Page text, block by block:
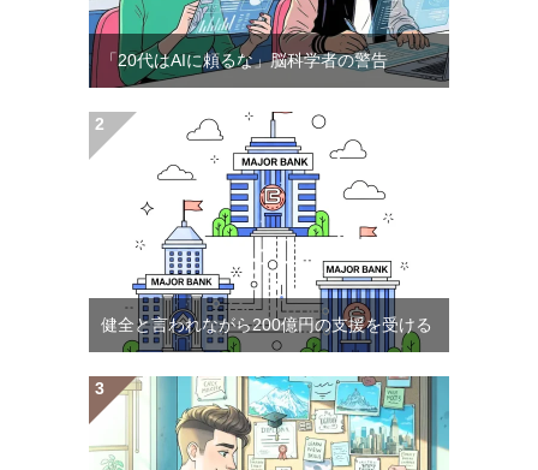
「20代はAIに頼るな」脳科学者の警告
健全と言われながら200億円の支援を受ける